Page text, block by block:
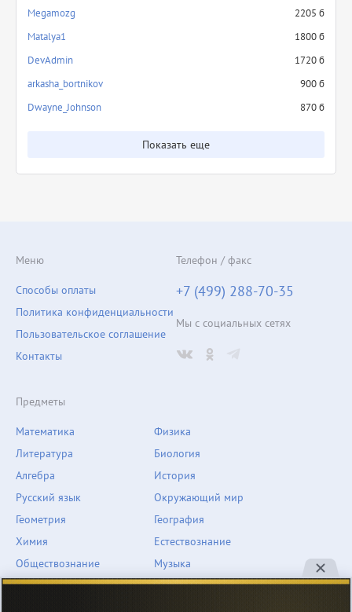
Megamozg
2205 б
Matalya1
1800 б
DevAdmin
1720 б
arkasha_bortnikov
900 б
Dwayne_Johnson
870 б
Показать еще
Предметы
Математика
Литература
Алгебра
Русский язык
Геометрия
Химия
Физика
Биология
История
Окружающий мир
География
Естествознание
Обществознание
Английский язык
Музыка
ОБЖ
Меню
Способы оплаты
Политика конфиденциальности
Пользовательское соглашение
Контакты
Телефон / факс
+7 (499) 288-70-35
Мы с социальных сетях